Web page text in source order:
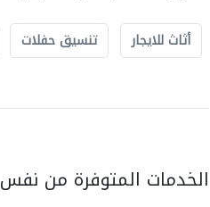
أثاث للايجار تنسيق حفلات
الخدمات المتوفرة من